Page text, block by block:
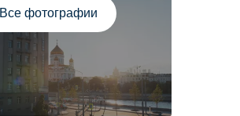
Все фотографии